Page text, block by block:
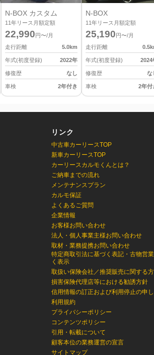
N-BOX カスタム
11年リース月額定額
22,990 円〜/月
走行距離
5.0km
年式(初度登録) 2022年
修復歴 なし
車検 2年付き
N-BOX
11年リース月額定額
25,190 円〜/月
走行距離
0.5
年式(初度登録) 2024
修復歴 な
車検 2年付
リンク
中古車カーリースTOP
新車カーリースTOP
カーリースカルモくんとは？
ご納車までの流れ
メンテナンスプラン
カルモ保証
よくあるご質問
企業情報
お客様お問い合わせ
法人・個人事業主様お問い合わせ
取材・業務提携お問い合わせ
特定商取引法に基づく表記・古物営
く表示
取扱い保険会社／推奨販売に関する
損害保険代理店等における勧誘方針
信用情報の訂正および利用停止の申
利用規約
プライバシーポリシー
コンテンツポリシー
引用・転載について
顧客本位の業務運営の宣言
サイトマップ